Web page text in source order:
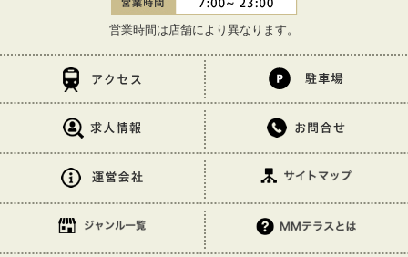
営業時間は店舗により異なります。